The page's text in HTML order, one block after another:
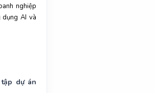
nghiệp
dụng AI và
dự án